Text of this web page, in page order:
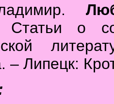
Статьи о
Липецк: